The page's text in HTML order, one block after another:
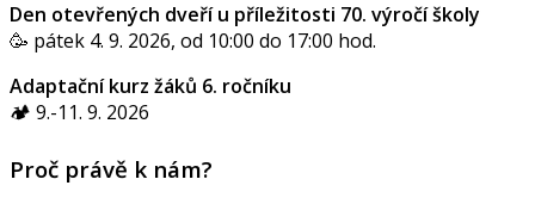
Den otevřených dveří u příležitosti 70. výročí školy
🥳 pátek 4. 9. 2026, od 10:00 do 17:00 hod.
Adaptační kurz žáků 6. ročníku
🏕️ 9.-11. 9. 2026
Proč právě k nám?